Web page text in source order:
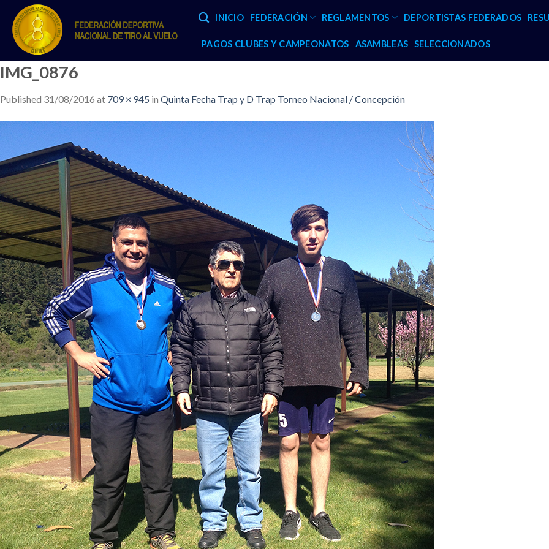
content
INICIO FEDERACIÓN REGLAMENTOS DEPORTISTAS FEDERADOS
PAGOS CLUBES Y CAMPEONATOS ASAMBLEAS SELECCIONADOS
IMG_0876
Published 31/08/2016 at 709 × 945 in Quinta Fecha Trap y D Trap Torneo Nacional / Concepción